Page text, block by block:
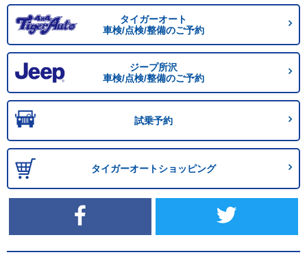
タイガーオート
車検/点検/整備のご予約
ジープ所沢
車検/点検/整備のご予約
試乗予約
タイガーオートショッピング